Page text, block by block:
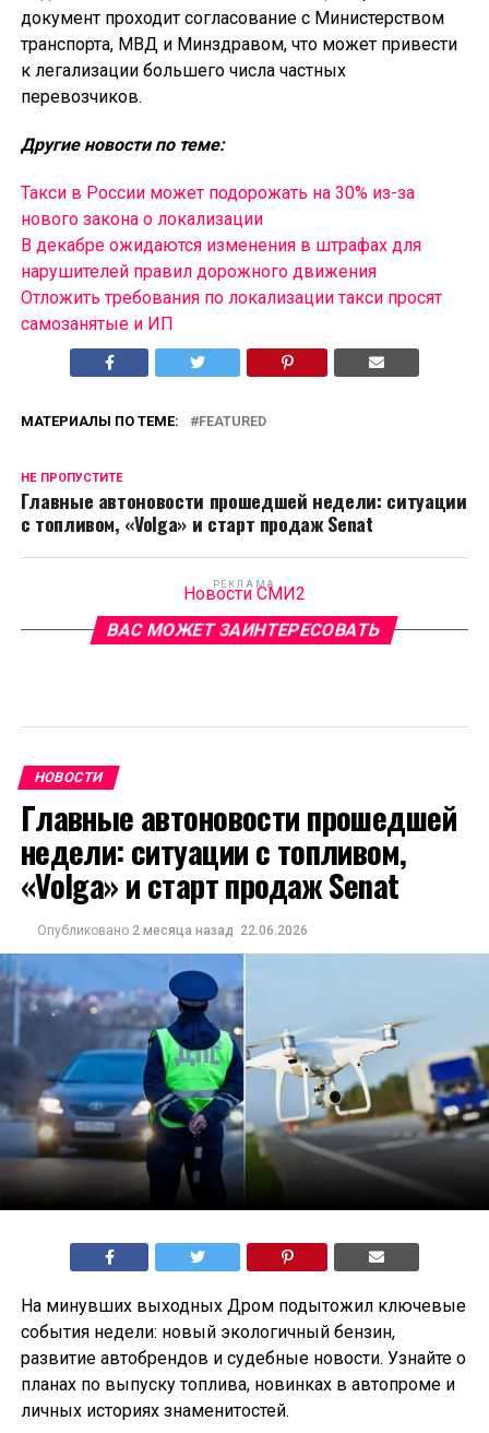
документ проходит согласование с Министерством
транспорта, МВД и Минздравом, что может привести
к легализации большего числа частных
перевозчиков.
Другие новости по теме:
Такси в России может подорожать на 30% из-за
нового закона о локализации
В декабре ожидаются изменения в штрафах для
нарушителей правил дорожного движения
Отложить требования по локализации такси просят
самозанятые и ИП
МАТЕРИАЛЫ ПО ТЕМЕ: FEATURED
НЕ ПРОПУСТИТЕ
Главные автоновости прошедшей недели: ситуации
с топливом, «Volga» и старт продаж Senat
РЕКЛАМА
Новости СМИ2
ВАС МОЖЕТ ЗАИНТЕРЕСОВАТЬ
НОВОСТИ
Главные автоновости прошедшей
недели: ситуации с топливом,
«Volga» и старт продаж Senat
Опубликовано 2 месяца назад 22.06.2026
На минувших выходных Дром подытожил ключевые
события недели: новый экологичный бензин,
развитие автобрендов и судебные новости. Узнайте о
планах по выпуску топлива, новинках в автопроме и
личных историях знаменитостей.